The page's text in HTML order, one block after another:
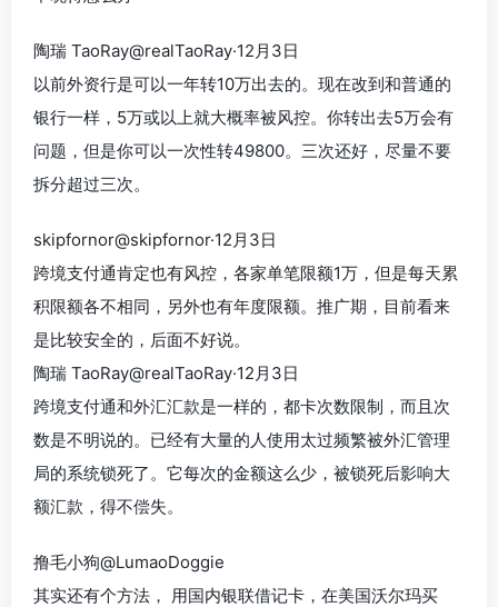
陶瑞 TaoRay@realTaoRay·12月3日
以前外资行是可以一年转10万出去的。现在改到和普通的
银行一样，5万或以上就大概率被风控。你转出去5万会有
问题，但是你可以一次性转49800。三次还好，尽量不要
拆分超过三次。
skipfornor@skipfornor·12月3日
跨境支付通肯定也有风控，各家单笔限额1万，但是每天累
积限额各不相同，另外也有年度限额。推广期，目前看来
是比较安全的，后面不好说。
陶瑞 TaoRay@realTaoRay·12月3日
跨境支付通和外汇汇款是一样的，都卡次数限制，而且次
数是不明说的。已经有大量的人使用太过频繁被外汇管理
局的系统锁死了。它每次的金额这么少，被锁死后影响大
额汇款，得不偿失。
撸毛小狗@LumaoDoggie
其实还有个方法， 用国内银联借记卡，在美国沃尔玛买